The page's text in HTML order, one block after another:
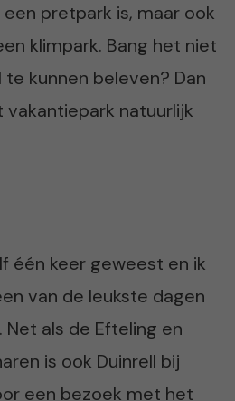
pretpark is, maar ook
klimpark. Bang het niet
kunnen beleven? Dan
vakantiepark natuurlijk
één keer geweest en ik
van de leukste dagen
Net als de Efteling en
is ook Duinrell bij
een bezoek met het